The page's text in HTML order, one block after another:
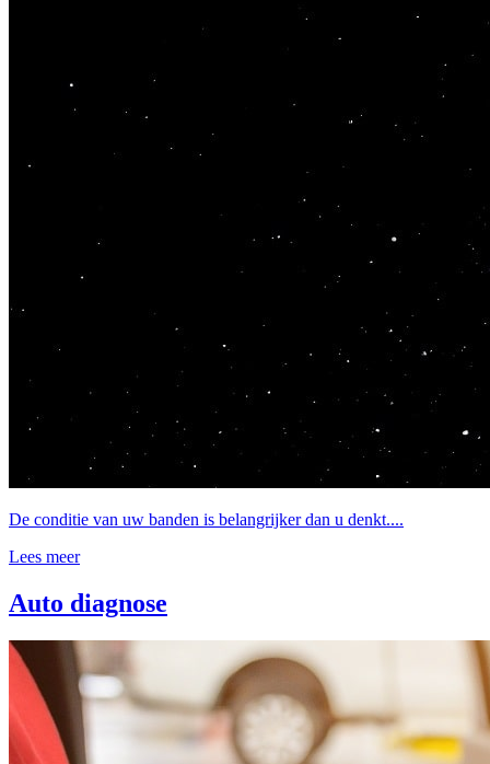
De conditie van uw banden is belangrijker dan u denkt....
Lees meer
Auto diagnose